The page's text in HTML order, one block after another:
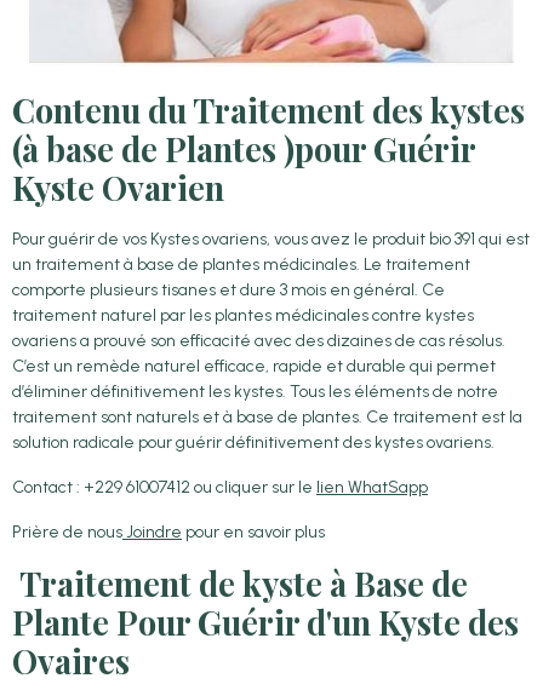
Contenu du Traitement des kystes
(à base de Plantes )pour Guérir
Kyste Ovarien
Pour guérir de vos Kystes ovariens, vous avez le produit bio 391 qui est
un traitement à base de plantes médicinales. Le traitement
comporte plusieurs tisanes et dure 3 mois en général. Ce
traitement naturel par les plantes médicinales contre kystes
ovariens a prouvé son efficacité avec des dizaines de cas résolus.
C’est un remède naturel efficace, rapide et durable qui permet
d’éliminer définitivement les kystes. Tous les éléments de notre
traitement sont naturels et à base de plantes. Ce traitement est la
solution radicale pour guérir définitivement des kystes ovariens.
Contact : +229 61007412 ou cliquer sur le lien WhatSapp
Prière de nousJoindre pour en savoir plus
Traitement de kyste à Base de
Plante Pour Guérir d'un Kyste des
Ovaires